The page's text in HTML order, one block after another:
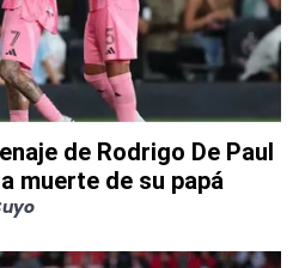
de Rodrigo De Paul
muerte de su papá